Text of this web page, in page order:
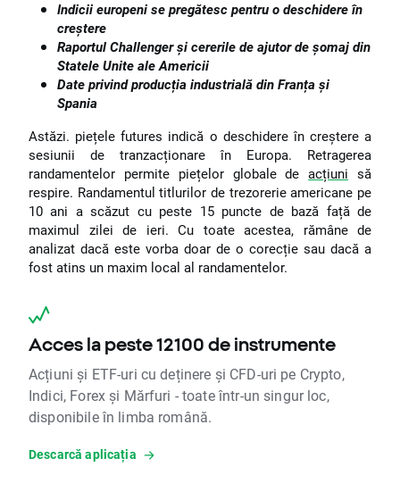
Indicii europeni se pregătesc pentru o deschidere în
creștere
Raportul Challenger și cererile de ajutor de șomaj din
Statele Unite ale Americii
Date privind producția industrială din Franța și
Spania
Astăzi. piețele futures indică o deschidere în creștere a
sesiunii de tranzacționare în Europa. Retragerea
randamentelor permite piețelor globale deacțiuni să
respire. Randamentul titlurilor de trezorerie americane pe
10 ani a scăzut cu peste 15 puncte de bază față de
maximul zilei de ieri. Cu toate acestea, rămâne de
analizat dacă este vorba doar de o corecție sau dacă a
fost atins un maxim local al randamentelor.
Acces la peste 12100 de instrumente
Acțiuni și ETF-uri cu deținere și CFD-uri pe Crypto,
Indici, Forex și Mărfuri - toate într-un singur loc,
disponibile în limba română.
Descarcă aplicația